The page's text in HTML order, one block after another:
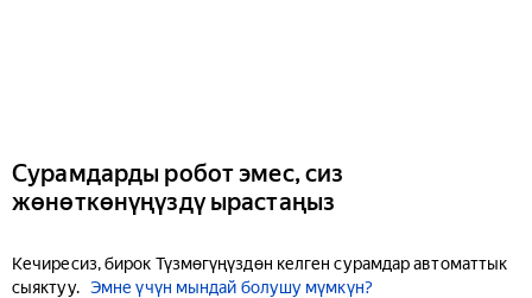
Сурамдарды робот эмес, сиз
жөнөткөнүңүздү ырастаңыз
Кечиресиз, бирок Түзмөгүңүздөн келген сурамдар автоматтык
сыяктуу. Эмне үчүн мындай болушу мүмкүн?